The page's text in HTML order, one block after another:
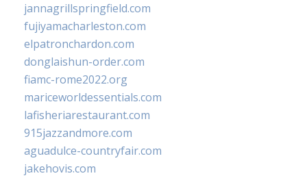
jannagrillspringfield.com
fujiyamacharleston.com
elpatronchardon.com
donglaishun-order.com
fiamc-rome2022.org
mariceworldessentials.com
lafisheriarestaurant.com
915jazzandmore.com
aguadulce-countryfair.com
jakehovis.com